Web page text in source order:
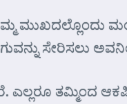
ಮುಖದಲ್ಲೊಂದು
ಸೇರಿಸಲು
ಎಲ್ಲರೂ ತಮ್ಮಿಂದ